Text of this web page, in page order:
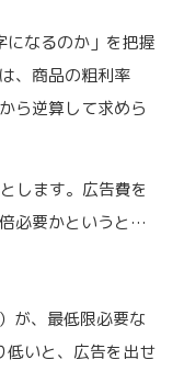
になるのか」を把握
、商品の粗利率
ら逆算して求めら
します。広告費を
必要かというと…
が、最低限必要な
低いと、広告を出せ